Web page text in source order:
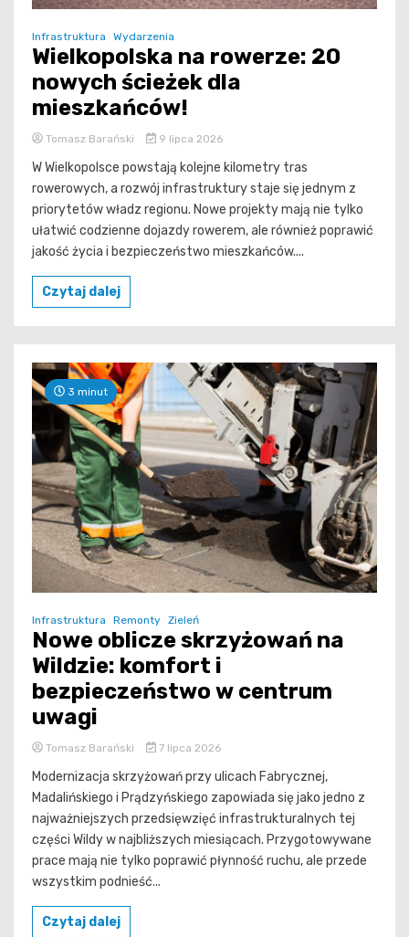
Infrastruktura Wydarzenia
Wielkopolska na rowerze: 20
nowych ścieżek dla
mieszkańców!
Tomasz Barański 9 lipca 2026
W Wielkopolsce powstają kolejne kilometry tras
rowerowych, a rozwój infrastruktury staje się jednym z
priorytetów władz regionu. Nowe projekty mają nie tylko
ułatwić codzienne dojazdy rowerem, ale również poprawić
jakość życia i bezpieczeństwo mieszkańców....
Czytaj dalej
3 minut
Infrastruktura Remonty Zieleń
Nowe oblicze skrzyżowań na
Wildzie: komfort i
bezpieczeństwo w centrum
uwagi
Tomasz Barański 7 lipca 2026
Modernizacja skrzyżowań przy ulicach Fabrycznej,
Madalińskiego i Prądzyńskiego zapowiada się jako jedno z
najważniejszych przedsięwzięć infrastrukturalnych tej
części Wildy w najbliższych miesiącach. Przygotowywane
prace mają nie tylko poprawić płynność ruchu, ale przede
wszystkim podnieść...
Czytaj dalej